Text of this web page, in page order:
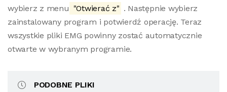
wybierz z menu "Otwierać z" . Następnie wybierz
zainstalowany program i potwierdź operację. Teraz
wszystkie pliki EMG powinny zostać automatycznie
otwarte w wybranym programie.
PODOBNE PLIKI